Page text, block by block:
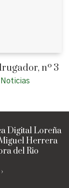
nº 3
Noticias
Digital Loreña
Herrera
del Rio